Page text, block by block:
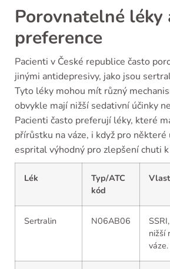
Porovnatelné léky
preference
Pacienti v České republice často
jinými antidepresivy, jako jsou
Tyto léky mohou mít různý
obvykle mají nižší sedativní účinky
Pacienti často preferují léky, které
přírůstku na váze, i když pro
esprital výhodný pro zlepšení chuti
Lék
Typ/ATC
kód
Sertralin N06AB06
nižší
váze.